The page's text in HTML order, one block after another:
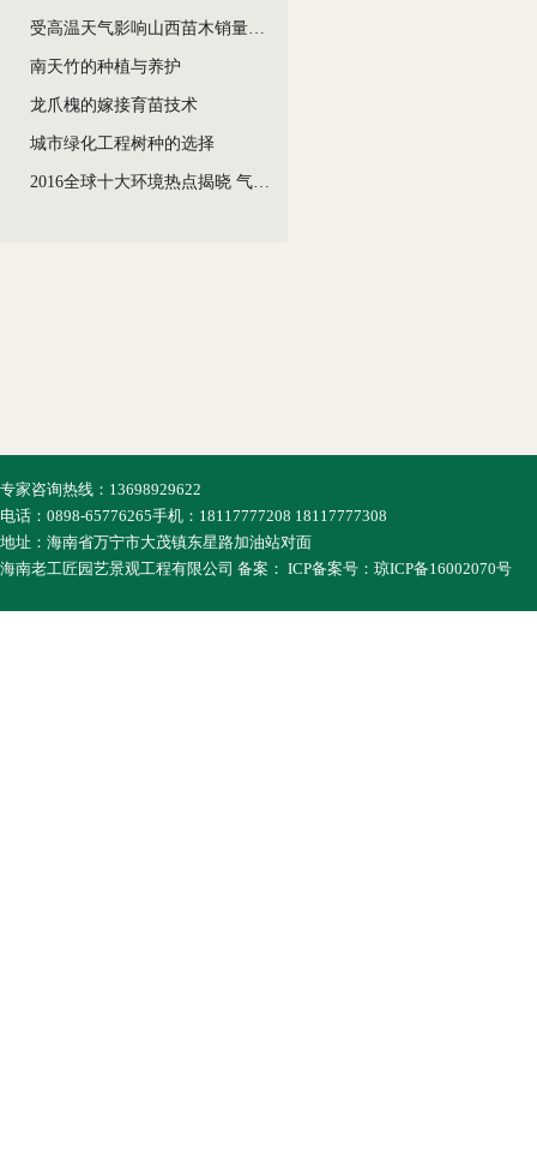
受高温天气影响山西苗木销量几近于零
南天竹的种植与养护
龙爪槐的嫁接育苗技术
城市绿化工程树种的选择
2016全球十大环境热点揭晓 气候与雾霾问题居半
专家咨询热线：13698929622
电话：0898-65776265手机：18117777208 18117777308
地址：海南省万宁市大茂镇东星路加油站对面
海南老工匠园艺景观工程有限公司 备案： ICP备案号： 琼ICP备16002070号